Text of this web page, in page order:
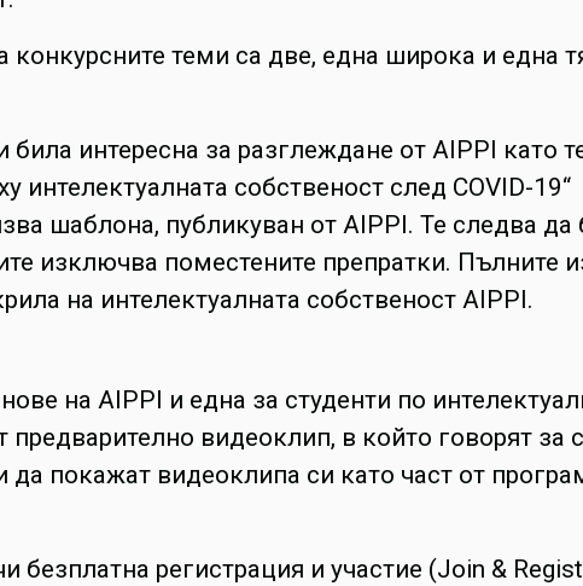
конкурсните теми са две, една широка и една
интересна за разглеждане от AIPPI като
интелектуалната собственост след COVID-19“
шаблона, публикуван от AIPPI. Те следва
изключва поместените препратки. Пълните
на интелектуалната собственост AIPPI.
на AIPPI и една за студенти по
видеоклип, в който говорят за
покажат видеоклипа си като част от
безплатна регистрация и участие (Join &